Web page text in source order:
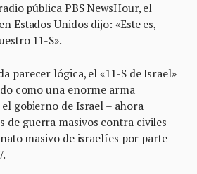
pública PBS NewsHour, el
Estados Unidos dijo: «Este es,
11-S».
parecer lógica, el «11-S de Israel»
como una enorme arma
gobierno de Israel – ahora
de guerra masivos contra civiles
masivo de israelíes por parte